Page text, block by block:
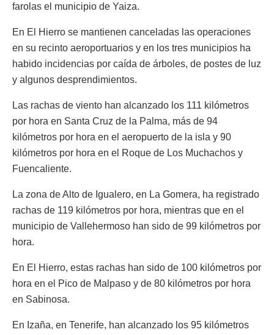
farolas el municipio de Yaiza.
En El Hierro se mantienen canceladas las operaciones
en su recinto aeroportuarios y en los tres municipios ha
habido incidencias por caída de árboles, de postes de luz
y algunos desprendimientos.
Las rachas de viento han alcanzado los 111 kilómetros
por hora en Santa Cruz de la Palma, más de 94
kilómetros por hora en el aeropuerto de la isla y 90
kilómetros por hora en el Roque de Los Muchachos y
Fuencaliente.
La zona de Alto de Igualero, en La Gomera, ha registrado
rachas de 119 kilómetros por hora, mientras que en el
municipio de Vallehermoso han sido de 99 kilómetros por
hora.
En El Hierro, estas rachas han sido de 100 kilómetros por
hora en el Pico de Malpaso y de 80 kilómetros por hora
en Sabinosa.
En Izaña, en Tenerife, han alcanzado los 95 kilómetros